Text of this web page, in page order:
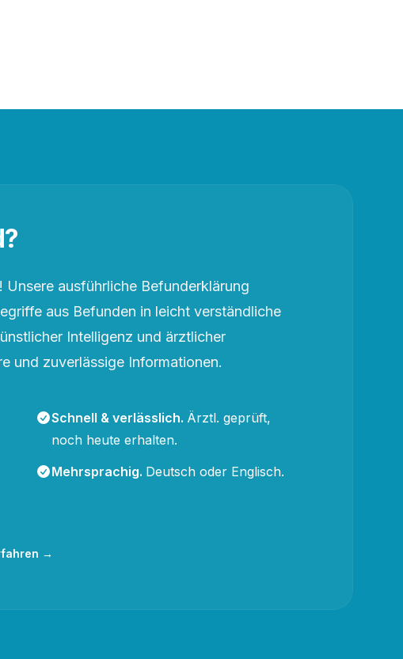
ausführliche Befunderklärung
aus Befunden in leicht verständliche
Intelligenz und ärztlicher
und zuverlässige Informationen.
Schnell & verlässlich. Ärztl. geprüft,
noch heute erhalten.
Mehrsprachig. Deutsch oder Englisch.
→